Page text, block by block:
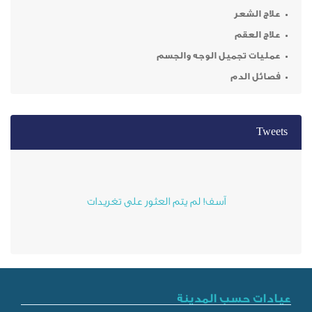
الوجه والجسم
آسف! لم يتم العثور على تغريدات
المدينة